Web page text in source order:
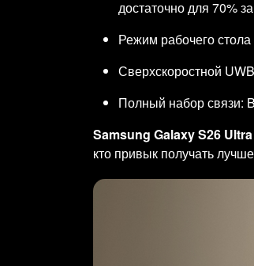
достаточно для 70%
Режим рабочего
Сверхскоростной
Полный набор связи:
Samsung Galaxy S26 Ultra
кто привык получать